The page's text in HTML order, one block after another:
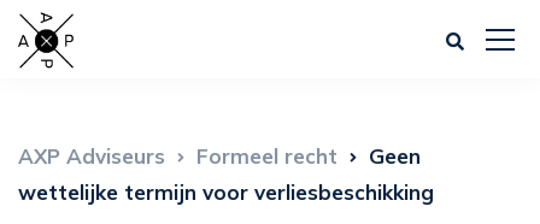
AXP Adviseurs Formeel recht
Geen
wettelijke termijn voor verliesbeschikking